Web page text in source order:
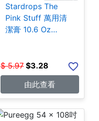
Stardrops The
Pink Stuff 萬用清
潔膏 10.6 Oz
$ 5.97 $3.28
由此查看